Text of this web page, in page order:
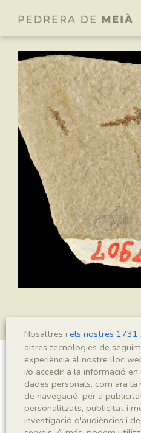
Montsechia
Sigla
Nosaltres i els nostres 1731
altres tecnologies de
experiència al nostre lloc
i/o accedir a la informació
dades personals, com ara
de navegació, per a
personalitzats, publicitat i
investigació d'audiències i